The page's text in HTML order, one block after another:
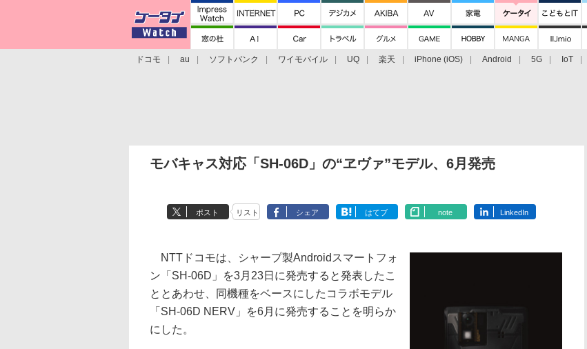
ドコモ au ソフトバンク ワイモバイル UQ 楽天 iPhone (iOS) Android 5G IoT
モバキャス対応「SH-06D」の“ヱヴァ”モデル、6月発売
ポスト リスト シェア はてブ note LinkedIn
NTTドコモは、シャープ製Androidスマートフォ
ン「SH-06D」を3月23日に発売すると発表したこ
ととあわせ、同機種をベースにしたコラボモデル
「SH-06D NERV」を6月に発売することを明らか
にした。